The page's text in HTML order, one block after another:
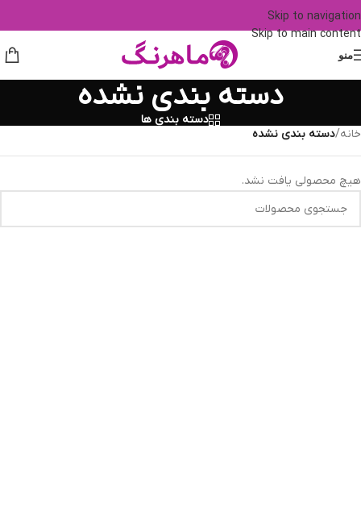
Skip to navigation
Skip to main content
منو
دسته بندی نشده
دسته بندی ها
خانه/دسته بندی نشده
هیچ محصولی یافت نشد.